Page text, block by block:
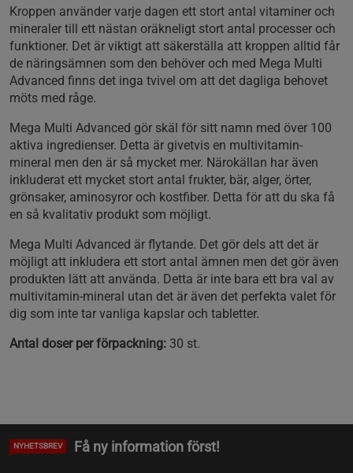
Kroppen använder varje dagen ett stort antal vitaminer och
mineraler till ett nästan oräkneligt stort antal processer och
funktioner. Det är viktigt att säkerställa att kroppen alltid får
de näringsämnen som den behöver och med Mega Multi
Advanced finns det inga tvivel om att det dagliga behovet
möts med råge.
Mega Multi Advanced gör skäl för sitt namn med över 100
aktiva ingredienser. Detta är givetvis en multivitamin-
mineral men den är så mycket mer. Närokällan har även
inkluderat ett mycket stort antal frukter, bär, alger, örter,
grönsaker, aminosyror och kostfiber. Detta för att du ska få
en så kvalitativ produkt som möjligt.
Mega Multi Advanced är flytande. Det gör dels att det är
möjligt att inkludera ett stort antal ämnen men det gör även
produkten lätt att använda. Detta är inte bara ett bra val av
multivitamin-mineral utan det är även det perfekta valet för
dig som inte tar vanliga kapslar och tabletter.
Antal doser per förpackning: 30 st.
NYHETSBREV Få ny information först!